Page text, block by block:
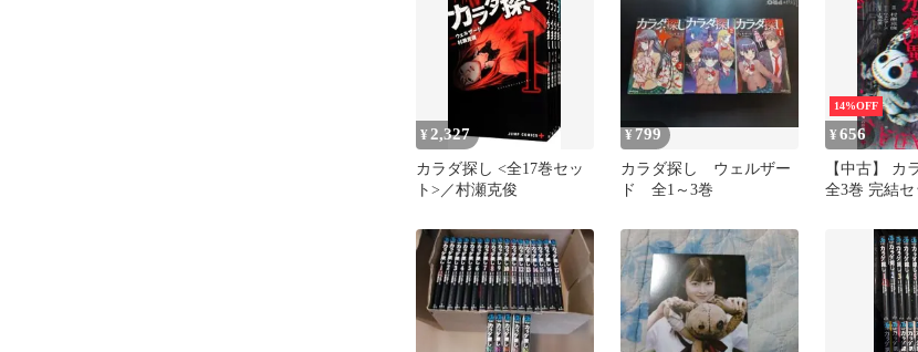
¥2,327
カラダ探し <全17巻セッ
ト>／村瀬克俊
¥ 799
カラダ探し ウェルザー
ド 全1～3巻
14%OFF
¥656
【中古】 カ
全3巻 完結
PLUS] [レン
[コミック] [